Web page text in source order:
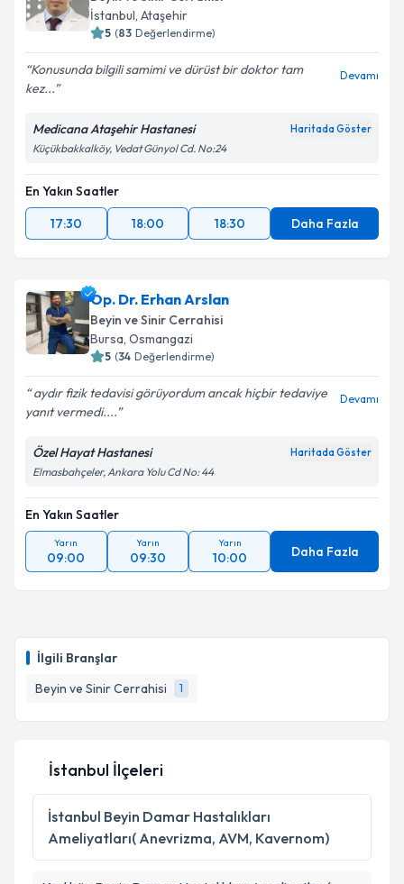
İlgili Branşlar
Beyin ve Sinir Cerrahisi
1
İstanbul, Ataşehir
5 (83 Değerlendirme)
Konusunda bilgili samimi ve dürüst bir doktor tam
kez...
Devamı
Medicana Ataşehir Hastanesi Haritada Göster
Küçükbakkalköy, Vedat Günyol Cd. No:24
En Yakın Saatler
17:30
18:00 18:30 Daha Fazla
Op. Dr. Erhan Arslan
Beyin ve Sinir Cerrahisi
Bursa, Osmangazi
5 (34 Değerlendirme)
aydır fizik tedavisi görüyordum ancak hiçbir tedaviye
yanıt vermedi....
Devamı
Özel Hayat Hastanesi Haritada Göster
Elmasbahçeler, Ankara Yolu Cd No: 44
En Yakın Saatler
Yarın
09:00
Yarın
09:30
Yarın
10:00 Daha Fazla
İstanbul İlçeleri
İstanbul Beyin Damar Hastalıkları
Ameliyatları( Anevrizma, AVM, Kavernom)